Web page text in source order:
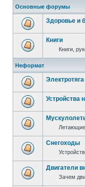
Основные форумы
Здоровье и
Книги
Книги,
Неформат
Электротяга
Устройства
Снегоходы
Двигатели
Зачем